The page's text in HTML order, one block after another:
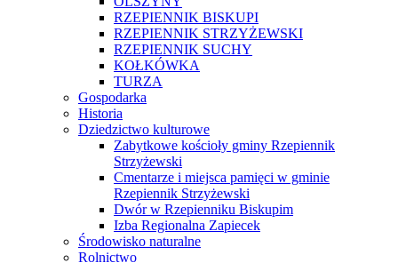
RZEPIENNIK BISKUPI
RZEPIENNIK STRZYŻEWSKI
RZEPIENNIK SUCHY
KOŁKÓWKA
TURZA
Gospodarka
Historia
Dziedzictwo kulturowe
Zabytkowe kościoły gminy Rzepiennik
Strzyżewski
Cmentarze i miejsca pamięci w gminie
Rzepiennik Strzyżewski
Dwór w Rzepienniku Biskupim
Izba Regionalna Zapiecek
Środowisko naturalne
Rolnictwo